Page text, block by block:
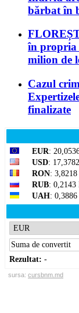
bărbat în
în propria
milion de
Cazul
finalizate
EUR:
USD:
RON:
RUB: 0,2143
UAH:
Rezultat: -
sursa: cursbnm.md